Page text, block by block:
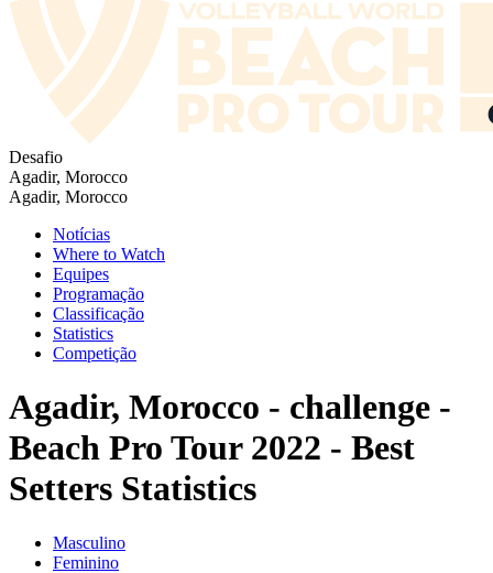
Desafio
Agadir, Morocco
Agadir, Morocco
Notícias
Where to Watch
Equipes
Programação
Classificação
Statistics
Competição
Agadir, Morocco - challenge -
Beach Pro Tour 2022 - Best
Setters Statistics
Masculino
Feminino